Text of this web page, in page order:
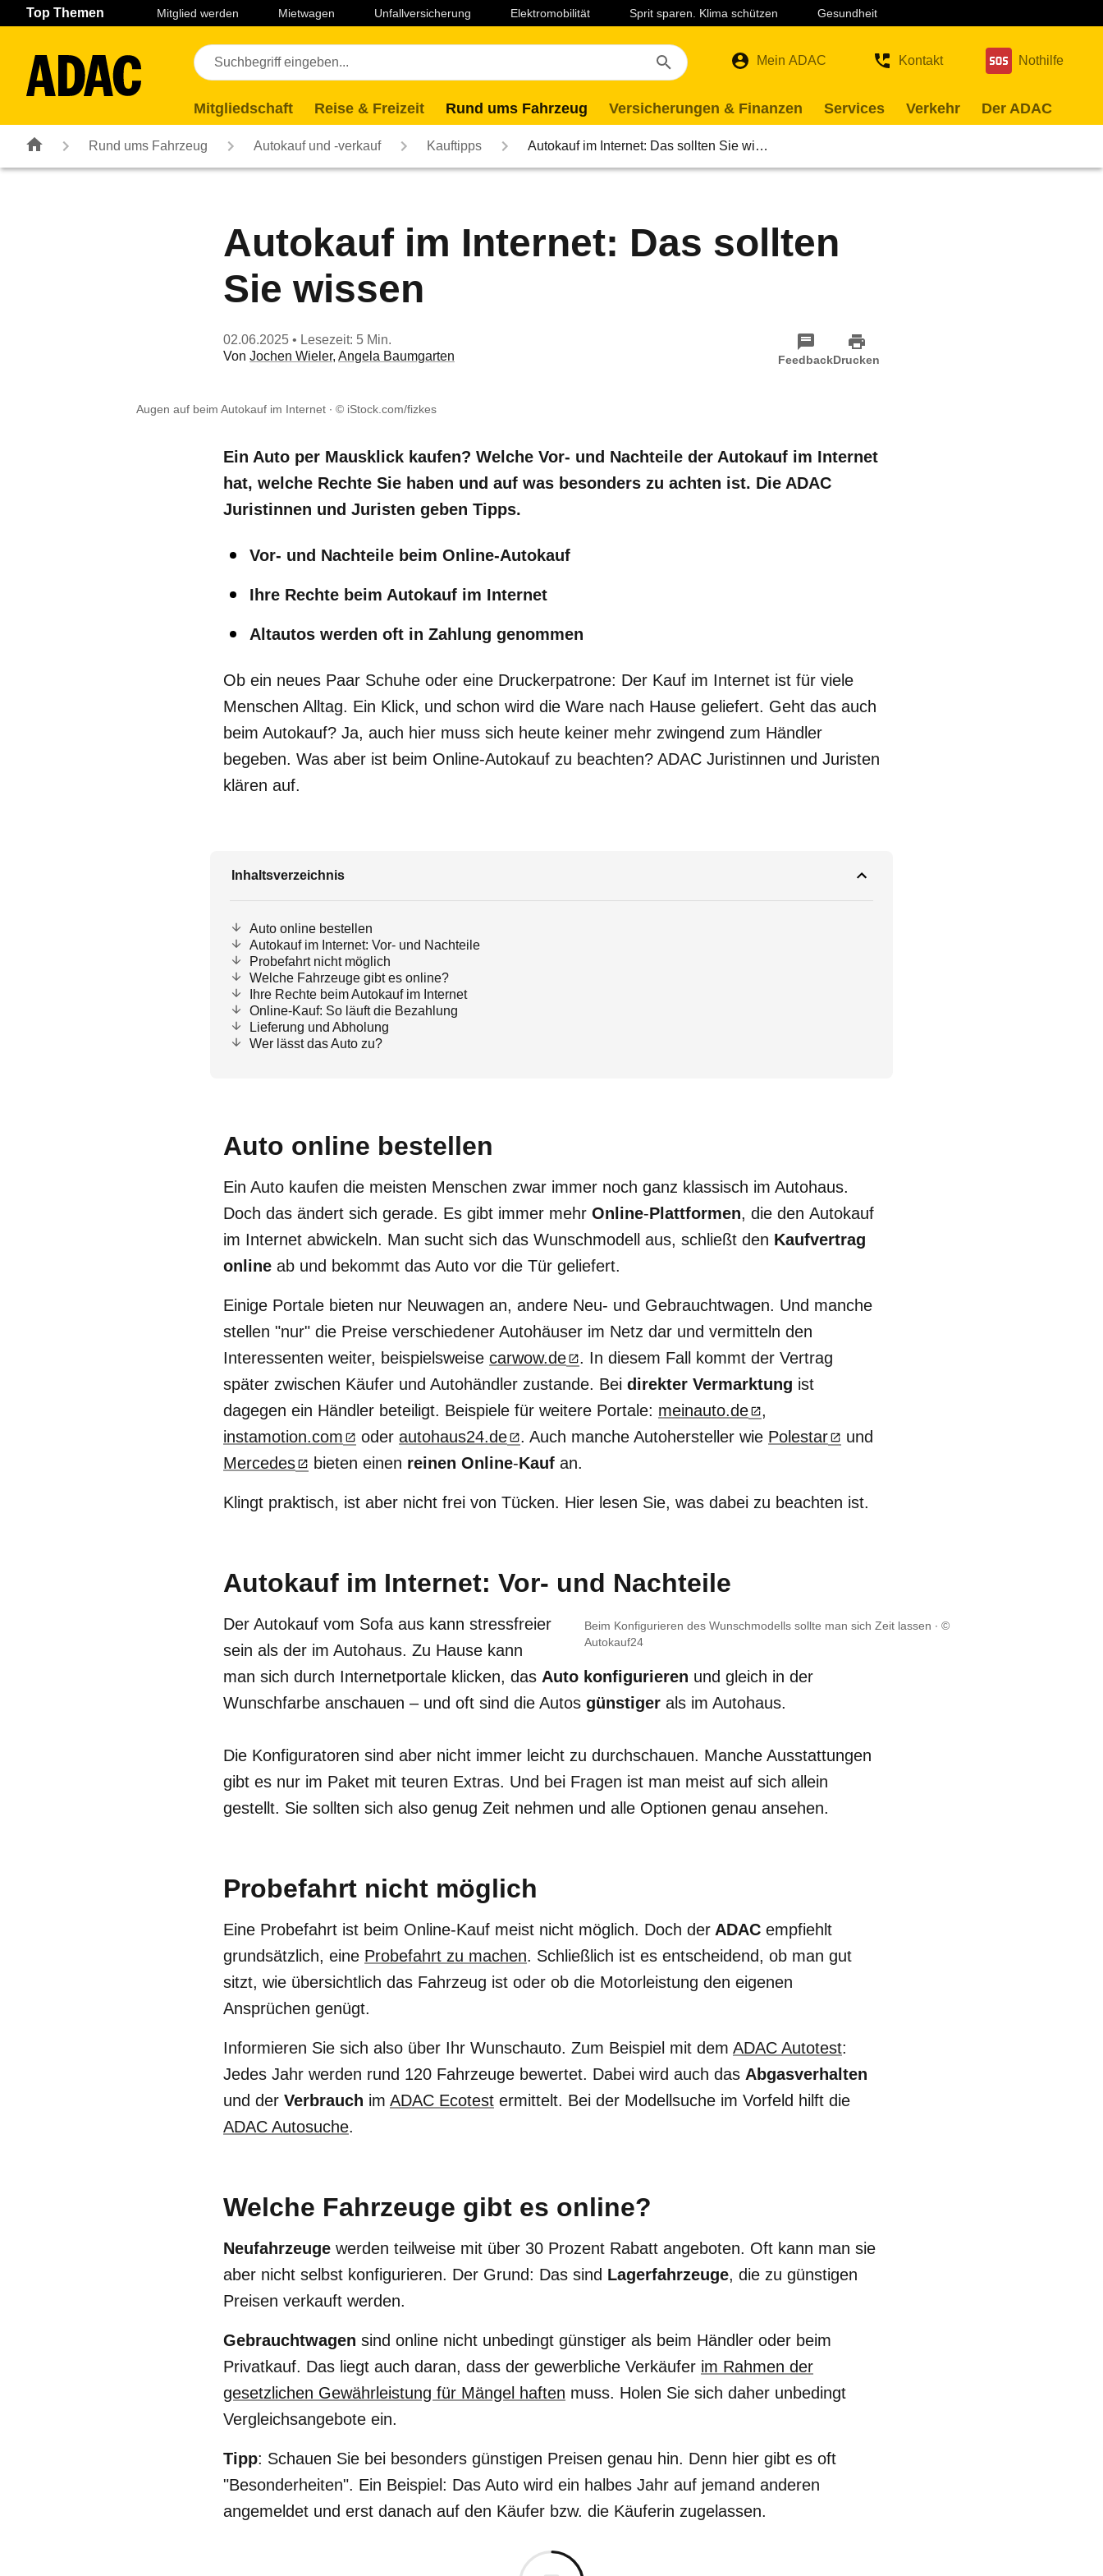
Navigation Seiteninhalt Fußzeile
Top Themen Mitglied werden Mietwagen Unfallversicherung Elektromobilität Sprit sparen. Klima schützen Gesundheit
Mein ADAC Kontakt Nothilfe
Mitgliedschaft Reise & Freizeit Rund ums Fahrzeug Versicherungen & Finanzen Services Verkehr Der ADAC
Rund ums Fahrzeug Autokauf und -verkauf Kauftipps Autokauf im Internet: Das sollten Sie wi…
Autokauf im Internet: Das sollten
Sie wissen
02.06.2025 • Lesezeit: 5 Min.
Von Jochen Wieler, Angela Baumgarten FeedbackDrucken
Augen auf beim Autokauf im Internet © iStock.com/fizkes
Ein Auto per Mausklick kaufen? Welche Vor- und Nachteile der Autokauf im Internet
hat, welche Rechte Sie haben und auf was besonders zu achten ist. Die ADAC
Juristinnen und Juristen geben Tipps.
Vor- und Nachteile beim Online-Autokauf
Ihre Rechte beim Autokauf im Internet
Altautos werden oft in Zahlung genommen
Ob ein neues Paar Schuhe oder eine Druckerpatrone: Der Kauf im Internet ist für viele
Menschen Alltag. Ein Klick, und schon wird die Ware nach Hause geliefert. Geht das auch
beim Autokauf? Ja, auch hier muss sich heute keiner mehr zwingend zum Händler
begeben. Was aber ist beim Online-Autokauf zu beachten? ADAC Juristinnen und Juristen
klären auf.
Inhaltsverzeichnis
Auto online bestellen
Autokauf im Internet: Vor- und Nachteile
Probefahrt nicht möglich
Welche Fahrzeuge gibt es online?
Ihre Rechte beim Autokauf im Internet
Online-Kauf: So läuft die Bezahlung
Lieferung und Abholung
Wer lässt das Auto zu?
Auto online bestellen
Ein Auto kaufen die meisten Menschen zwar immer noch ganz klassisch im Autohaus.
Doch das ändert sich gerade. Es gibt immer mehr Online-Plattformen, die den Autokauf
im Internet abwickeln. Man sucht sich das Wunschmodell aus, schließt den Kaufvertrag
online ab und bekommt das Auto vor die Tür geliefert.
Einige Portale bieten nur Neuwagen an, andere Neu- und Gebrauchtwagen. Und manche
stellen "nur" die Preise verschiedener Autohäuser im Netz dar und vermitteln den
Interessenten weiter, beispielsweise carwow.de
. In diesem Fall kommt der Vertrag
später zwischen Käufer und Autohändler zustande. Bei direkter Vermarktung ist
dagegen ein Händler beteiligt. Beispiele für weitere Portale: meinauto.de
,
instamotion.com
oder autohaus24.de . Auch manche Autohersteller wie Polestar
und
Mercedes
bieten einen reinen Online-Kauf an.
Klingt praktisch, ist aber nicht frei von Tücken. Hier lesen Sie, was dabei zu beachten ist.
Autokauf im Internet: Vor- und Nachteile
Beim Konfigurieren des Wunschmodells sollte man sich Zeit lassen
©
Autokauf24
Der Autokauf vom Sofa aus kann stressfreier
sein als der im Autohaus. Zu Hause kann
man sich durch Internetportale klicken, das Auto konfigurieren und gleich in der
Wunschfarbe anschauen – und oft sind die Autos günstiger als im Autohaus.
Die Konfiguratoren sind aber nicht immer leicht zu durchschauen. Manche Ausstattungen
gibt es nur im Paket mit teuren Extras. Und bei Fragen ist man meist auf sich allein
gestellt. Sie sollten sich also genug Zeit nehmen und alle Optionen genau ansehen.
Probefahrt nicht möglich
Eine Probefahrt ist beim Online-Kauf meist nicht möglich. Doch der ADAC empfiehlt
grundsätzlich, eine Probefahrt zu machen. Schließlich ist es entscheidend, ob man gut
sitzt, wie übersichtlich das Fahrzeug ist oder ob die Motorleistung den eigenen
Ansprüchen genügt.
Informieren Sie sich also über Ihr Wunschauto. Zum Beispiel mit dem ADAC Autotest:
Jedes Jahr werden rund 120 Fahrzeuge bewertet. Dabei wird auch das Abgasverhalten
und der Verbrauch im ADAC Ecotest ermittelt. Bei der Modellsuche im Vorfeld hilft die
ADAC Autosuche.
Welche Fahrzeuge gibt es online?
Neufahrzeuge werden teilweise mit über 30 Prozent Rabatt angeboten. Oft kann man sie
aber nicht selbst konfigurieren. Der Grund: Das sind Lagerfahrzeuge, die zu günstigen
Preisen verkauft werden.
Gebrauchtwagen sind online nicht unbedingt günstiger als beim Händler oder beim
Privatkauf. Das liegt auch daran, dass der gewerbliche Verkäufer im Rahmen der
gesetzlichen Gewährleistung für Mängel haften muss. Holen Sie sich daher unbedingt
Vergleichsangebote ein.
Tipp: Schauen Sie bei besonders günstigen Preisen genau hin. Denn hier gibt es oft
"Besonderheiten". Ein Beispiel: Das Auto wird ein halbes Jahr auf jemand anderen
angemeldet und erst danach auf den Käufer bzw. die Käuferin zugelassen.